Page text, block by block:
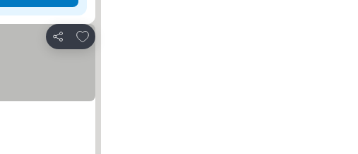
Compartir
Agregar a favoritos